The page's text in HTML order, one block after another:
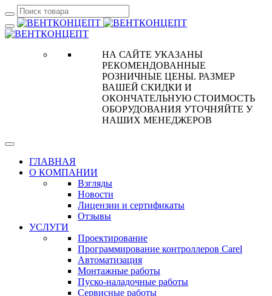
НА САЙТЕ УКАЗАНЫ
РЕКОМЕНДОВАННЫЕ
РОЗНИЧНЫЕ ЦЕНЫ. РАЗМЕР
ВАШЕЙ СКИДКИ И
ОКОНЧАТЕЛЬНУЮ СТОИМОСТЬ
ОБОРУДОВАНИЯ УТОЧНЯЙТЕ У
НАШИХ МЕНЕДЖЕРОВ
ГЛАВНАЯ
О КОМПАНИИ
Взгляды
Новости
Лицензии и сертификаты
Отзывы
УСЛУГИ
Проектирование
Программирование контроллеров Carel
Автоматизация
Монтажные работы
Пуско-наладочные работы
Сервисные работы